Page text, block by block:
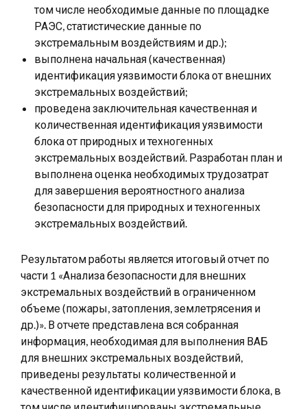
том числе необходимые данные по площадке
РАЭС, статистические данные по
экстремальным воздействиям и др.);
выполнена начальная (качественная)
идентификация уязвимости блока от внешних
экстремальных воздействий;
проведена заключительная качественная и
количественная идентификация уязвимости
блока от природных и техногенных
экстремальных воздействий. Разработан план и
выполнена оценка необходимых трудозатрат
для завершения вероятностного анализа
безопасности для природных и техногенных
экстремальных воздействий.
Результатом работы является итоговый отчет по
части 1 «Анализа безопасности для внешних
экстремальных воздействий в ограниченном
объеме (пожары, затопления, землетрясения и
др.)». В отчете представлена вся собранная
информация, необходимая для выполнения ВАБ
для внешних экстремальных воздействий,
приведены результаты количественной и
качественной идентификации уязвимости блока, в